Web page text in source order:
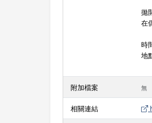
拋
在
時
地
附加檔案 無
相關連結